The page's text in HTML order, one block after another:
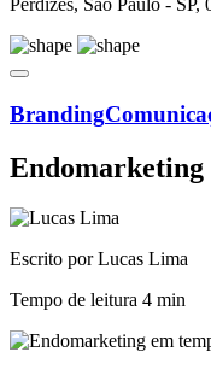
Branding
Endomarketing
Escrito por Lucas Lima
Tempo de leitura 4 min